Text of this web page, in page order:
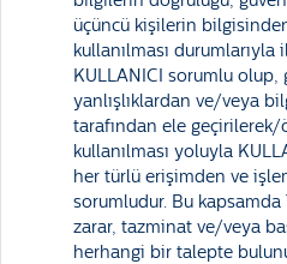
üçüncü kişilerin
kullanılması
KULLANICI sorumlu
yanlışlıklardan ve/veya
tarafından ele geçirilerek/
kullanılması yoluyla
her türlü erişimden ve
sorumludur. Bu kapsamda
zarar, tazminat ve/veya
herhangi bir talepte